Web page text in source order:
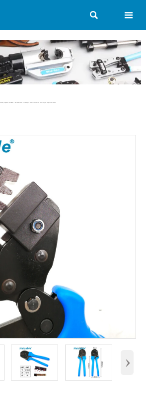
 
y lengüetas no aislados Herramientas de crimpado para conectores Powerpole de 15/30 y 45 amperios AP-153045
›